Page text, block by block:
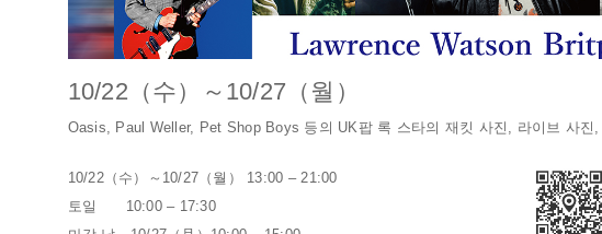
10/22（수）～10/27（월）
Oasis, Paul Weller, Pet Shop Boys 등의 UK팝 록 스타의 재킷 사진, 라이브 사
10/22（수）～10/27（월） 13:00 – 21:00
토일 10:00 – 17:30